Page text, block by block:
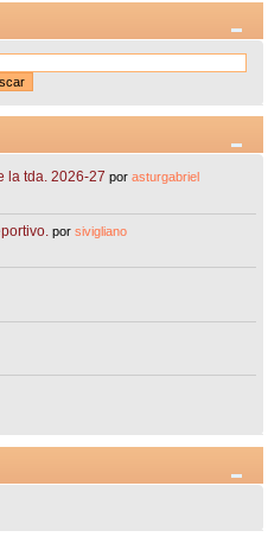
la tda. 2026-27 porasturgabriel
porsivigliano